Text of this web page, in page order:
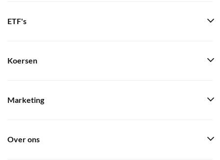
ETF's
Koersen
Marketing
Over ons